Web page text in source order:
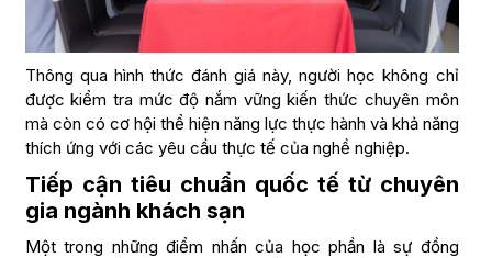
Thông qua hình thức đánh giá này, người học không chỉ
được kiểm tra mức độ nắm vững kiến thức chuyên môn
mà còn có cơ hội thể hiện năng lực thực hành và khả năng
thích ứng với các yêu cầu thực tế của nghề nghiệp.
Tiếp cận tiêu chuẩn quốc tế từ chuyên
gia ngành khách sạn
Một trong những điểm nhấn của học phần là sự đồng